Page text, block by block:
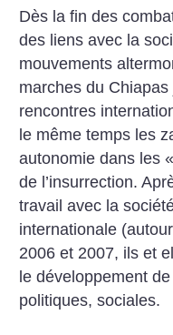
Dès la fin des
des liens avec la
mouvements
marches du Chiapas
rencontres
le même temps les
autonomie dans les «
de l’insurrection.
travail avec la
internationale
2006 et 2007, ils et
le développement
politiques, sociales.